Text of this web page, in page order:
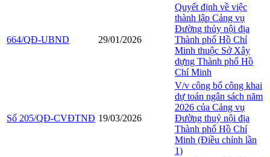
664/QĐ-UBND 29/01/2026
Quyết định về việc
thành lập Cảng vụ
Đường thủy nội địa
Thành phố Hồ Chí
Minh thuộc Sở Xây
dựng Thành phố Hồ
Chí Minh
Số 205/QĐ-CVĐTNĐ 19/03/2026
V/v công bố công khai
dự toán ngân sách năm
2026 của Cảng vụ
Đường thuỷ nội địa
Thành phố Hồ Chí
Minh (Điều chỉnh lần
1)